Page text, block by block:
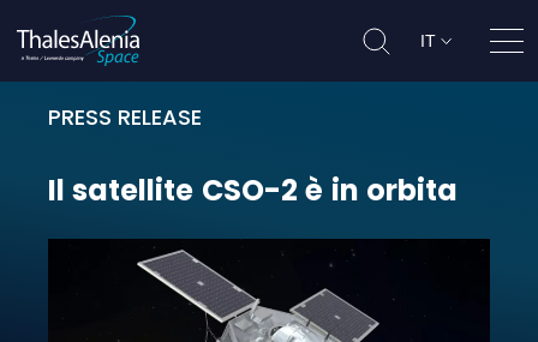
IT
PRESS RELEASE
Il satellite CSO-2 è in orbita
Il satellite CSO-2 è in orbita